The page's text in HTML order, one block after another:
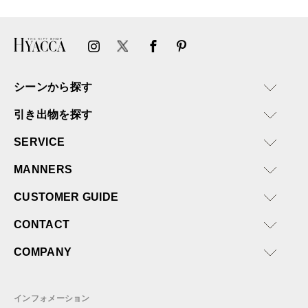
シーンから探す
引き出物を探す
SERVICE
MANNERS
CUSTOMER GUIDE
CONTACT
COMPANY
インフォメーション